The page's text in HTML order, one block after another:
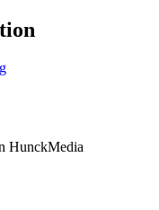
HunckMedia